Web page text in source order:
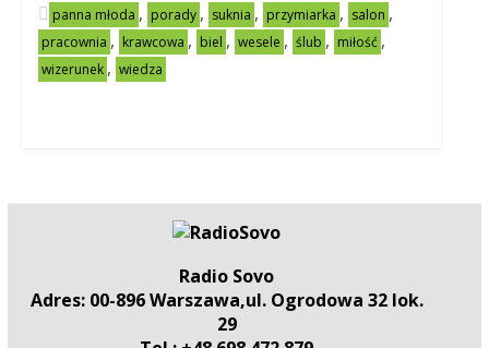
panna młoda , porady , suknia , przymiarka , salon ,
pracownia , krawcowa , biel , wesele , ślub , miłość ,
wizerunek , wiedza
Radio Sovo
Adres: 00-896 Warszawa,ul. Ogrodowa 32 lok.
29